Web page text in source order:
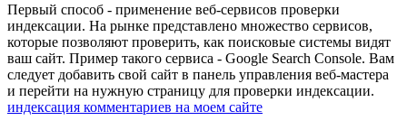
Первый способ - применение веб-сервисов проверки
индексации. На рынке представлено множество сервисов,
которые позволяют проверить, как поисковые системы видят
ваш сайт. Пример такого сервиса - Google Search Console. Вам
следует добавить свой сайт в панель управления веб-мастера
и перейти на нужную страницу для проверки индексации.
индексация комментариев на моем сайте